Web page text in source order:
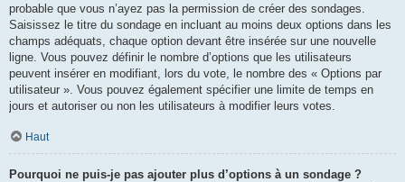
probable que vous n’ayez pas la permission de créer des sondages.
Saisissez le titre du sondage en incluant au moins deux options dans les
champs adéquats, chaque option devant être insérée sur une nouvelle
ligne. Vous pouvez définir le nombre d’options que les utilisateurs
peuvent insérer en modifiant, lors du vote, le nombre des « Options par
utilisateur ». Vous pouvez également spécifier une limite de temps en
jours et autoriser ou non les utilisateurs à modifier leurs votes.
Haut
Pourquoi ne puis-je pas ajouter plus d’options à un sondage ?